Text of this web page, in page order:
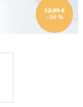
12,99 €
–16 %